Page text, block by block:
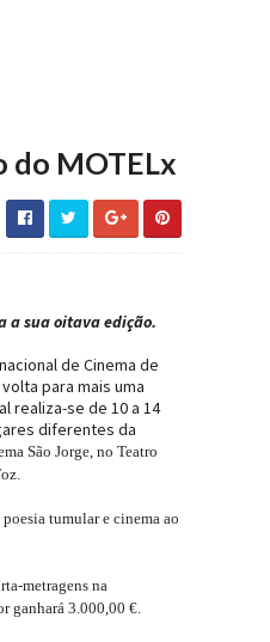
do MOTELx
a sua oitava edição.
de Cinema de
para mais uma
realiza-se de 10 a 14
diferentes da
São Jorge, no Teatro
tumular e cinema ao
metragens na
ganhará 3.000,00 €.